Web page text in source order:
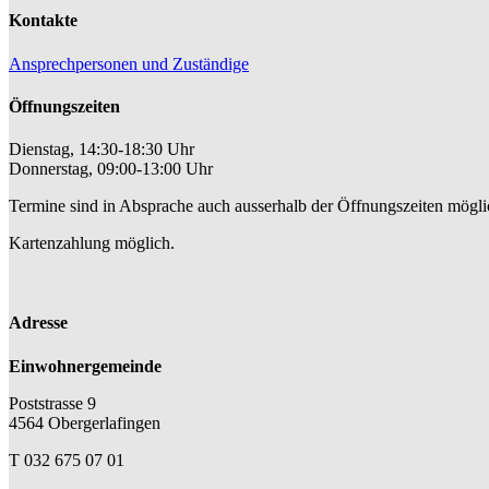
Kontakte
Ansprechpersonen und Zuständige
Öffnungszeiten
Dienstag, 14:30-18:30 Uhr
Donnerstag, 09:00-13:00 Uhr
Termine sind in Absprache auch ausserhalb der Öffnungszeiten
Kartenzahlung möglich.
Adresse
Einwohnergemeinde
Poststrasse 9
4564 Obergerlafingen
T 032 675 07 01